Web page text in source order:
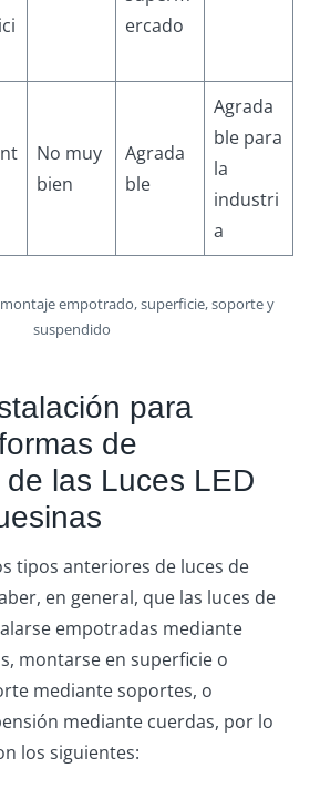
ercado
No muy
bien
Agrada
ble
Agrada
ble para
la
industri
a
empotrado, superficie, soporte y
suspendido
para
de
las Luces LED
tipos anteriores de luces de
en general, que las luces de
empotradas mediante
montarse en superficie o
mediante soportes, o
mediante cuerdas, por lo
los siguientes: